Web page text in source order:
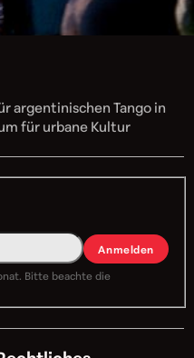
argentinischen Tango in
für urbane Kultur
Anmelden
Bitte beachte die